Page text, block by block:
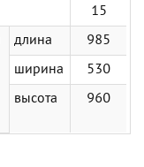
15
длина 985
ширина 530
высота 960